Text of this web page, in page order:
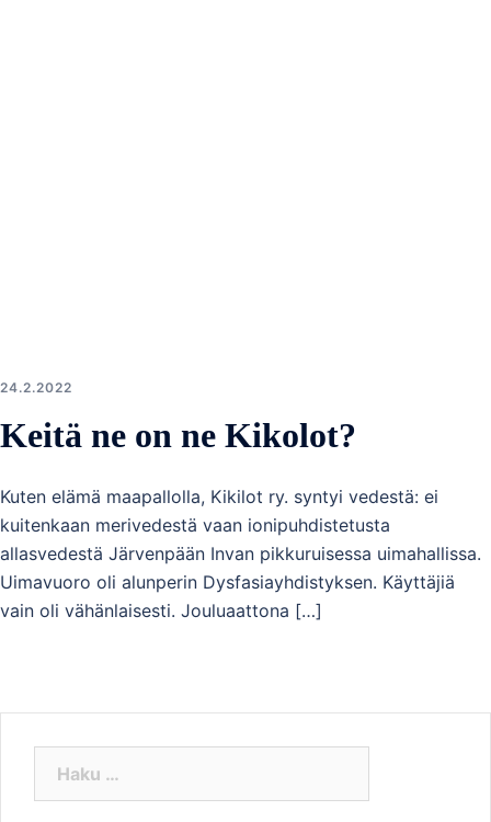
24.2.2022
Keitä ne on ne Kikolot?
Kuten elämä maapallolla, Kikilot ry. syntyi vedestä: ei
kuitenkaan merivedestä vaan ionipuhdistetusta
allasvedestä Järvenpään Invan pikkuruisessa uimahallissa.
Uimavuoro oli alunperin Dysfasiayhdistyksen. Käyttäjiä
vain oli vähänlaisesti. Jouluaattona […]